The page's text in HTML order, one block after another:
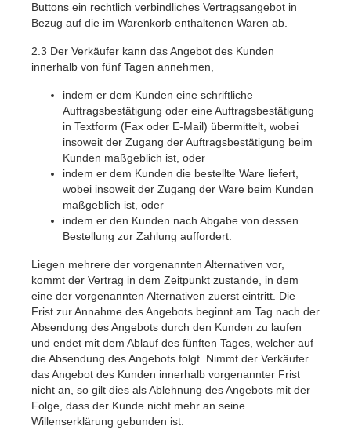
Buttons ein rechtlich verbindliches Vertragsangebot in
Bezug auf die im Warenkorb enthaltenen Waren ab.
2.3 Der Verkäufer kann das Angebot des Kunden
innerhalb von fünf Tagen annehmen,
indem er dem Kunden eine schriftliche
Auftragsbestätigung oder eine Auftragsbestätigung
in Textform (Fax oder E-Mail) übermittelt, wobei
insoweit der Zugang der Auftragsbestätigung beim
Kunden maßgeblich ist, oder
indem er dem Kunden die bestellte Ware liefert,
wobei insoweit der Zugang der Ware beim Kunden
maßgeblich ist, oder
indem er den Kunden nach Abgabe von dessen
Bestellung zur Zahlung auffordert.
Liegen mehrere der vorgenannten Alternativen vor,
kommt der Vertrag in dem Zeitpunkt zustande, in dem
eine der vorgenannten Alternativen zuerst eintritt. Die
Frist zur Annahme des Angebots beginnt am Tag nach der
Absendung des Angebots durch den Kunden zu laufen
und endet mit dem Ablauf des fünften Tages, welcher auf
die Absendung des Angebots folgt. Nimmt der Verkäufer
das Angebot des Kunden innerhalb vorgenannter Frist
nicht an, so gilt dies als Ablehnung des Angebots mit der
Folge, dass der Kunde nicht mehr an seine
Willenserklärung gebunden ist.